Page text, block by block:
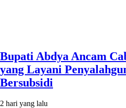
Bupati Abdya Ancam
yang Layani
Bersubsidi
2 hari yang lalu